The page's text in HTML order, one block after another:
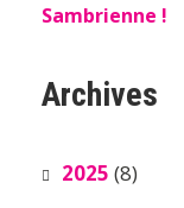
Sambrienne !
Archives
2025 (8)